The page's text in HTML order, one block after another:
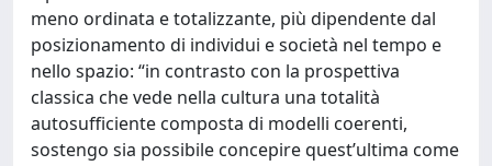
meno ordinata e totalizzante, più dipendente dal
posizionamento di individui e società nel tempo e
nello spazio: “in contrasto con la prospettiva
classica che vede nella cultura una totalità
autosufficiente composta di modelli coerenti,
sostengo sia possibile concepire quest’ultima come